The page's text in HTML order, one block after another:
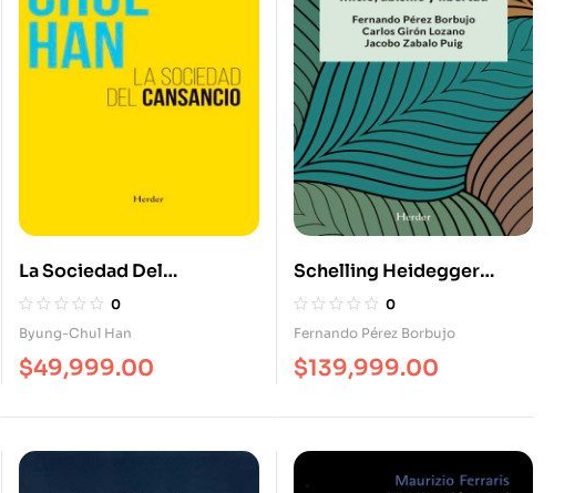
La Sociedad Del
Cansancio (3ª Ed)
(Reimp.Col/2022)
0
Byung-Chul Han
$49,999.00
Schelling Heidegger
Inicio Abismo Y Libertad
0
Fernando Pérez Borbujo
$139,999.00